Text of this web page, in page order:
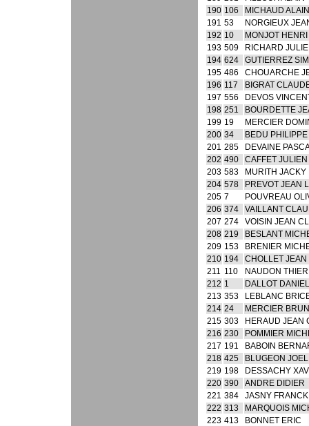
190 106
MICHAUD ALAIN
191 53
NORGIEUX
192 10
MONJOT HENRI
193 509
RICHARD
194 624
GUTIERREZ
195 486
CHOUARCHE
196 117
BIGRAT
197 556
DEVOS
198 251
BOURDETTE
199 19
MERCIER
200 34
BEDU PHILIPPE
201 285
DEVAINE
202 490
CAFFET JULIEN
203 583
MURITH JACKY
204 578
PREVOT JEAN
205 7
POUVREAU
206 374
VAILLANT
207 274
VOISIN JEAN
208 219
BESLANT
209 153
BRENIER
210 194
CHOLLET JEAN
211 110
NAUDON
212 1
DALLOT DANIEL
213 353
LEBLANC
214 24
MERCIER
215 303
HERAUD JEAN
216 230
POMMIER
217 191
BABOIN
218 425
BLUGEON JOEL
219 198
DESSACHY
220 390
ANDRE DIDIER
221 384
JASNY FRANCK
222 313
MARQUOIS
223 413
BONNET ERIC